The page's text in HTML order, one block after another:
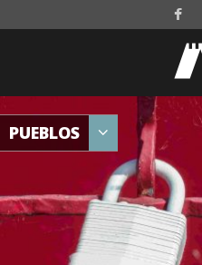
PUEBLOS